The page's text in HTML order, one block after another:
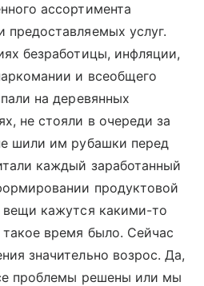
ассортимента
предоставляемых услуг.
безработицы, инфляции,
и всеобщего
на деревянных
не стояли в очереди за
шили им рубашки перед
каждый заработанный
продуктовой
вещи кажутся какими-то
время было. Сейчас
значительно возрос. Да,
проблемы решены или мы